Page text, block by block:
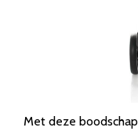
Met deze